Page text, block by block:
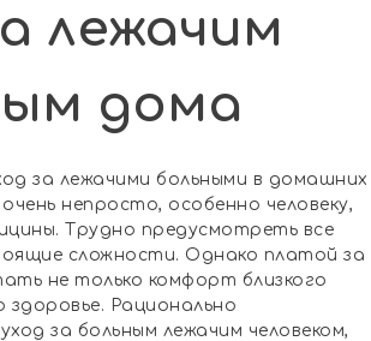
лежачим
дома
за лежачими больными в домашних
непросто, особенно человеку,
Трудно предусмотреть все
сложности. Однако платой за
не только комфорт близкого
здоровье. Рационально
за больным лежачим человеком,